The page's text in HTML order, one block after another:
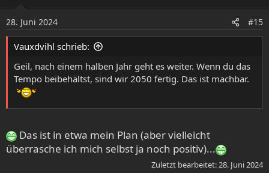
o
n
e
n
28. Juni 2024 #15
Vauxdvihl schrieb:
Geil, nach einem halben Jahr geht es weiter. Wenn du das
Tempo beibehältst, sind wir 2050 fertig. Das ist machbar.
Das ist in etwa mein Plan (aber vielleicht
überrasche ich mich selbst ja noch positiv)...
Zuletzt bearbeitet:28. Juni 2024